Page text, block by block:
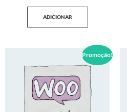
ADICIONAR
Promoção!